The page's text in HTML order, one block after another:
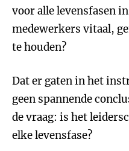
voor alle levensfasen
medewerkers vitaal,
te houden?
Dat er gaten in het
geen spannende
de vraag: is het
elke levensfase?